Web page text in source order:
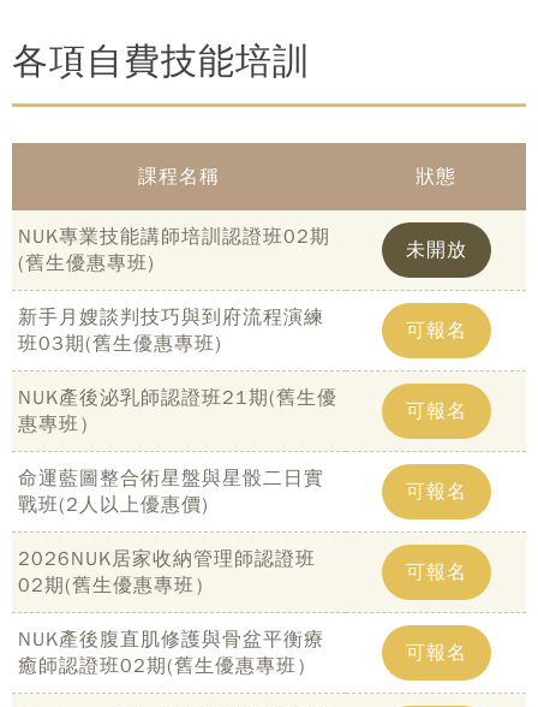
各項自費技能培訓
課程名稱 狀態
NUK專業技能講師培訓認證班02期
(舊生優惠專班)
未開放
新手月嫂談判技巧與到府流程演練
班03期(舊生優惠專班)
可報名
NUK產後泌乳師認證班21期(舊生優
惠專班）
可報名
命運藍圖整合術星盤與星骰二日實
戰班(2人以上優惠價)
可報名
2026NUK居家收納管理師認證班
02期(舊生優惠專班）
可報名
NUK產後腹直肌修護與骨盆平衡療
癒師認證班02期(舊生優惠專班）
可報名